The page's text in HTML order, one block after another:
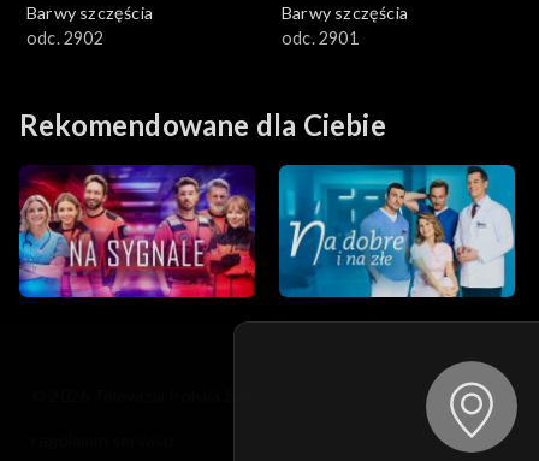
Barwy szczęścia
odc. 2902
Barwy szczęścia
odc. 2901
Rekomendowane dla Ciebie